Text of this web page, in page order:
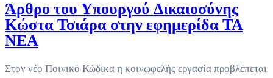
Άρθρο του Υπουργού Δικαιοσύνης
Κώστα Τσιάρα στην εφημερίδα ΤΑ
ΝΕΑ
Στον νέο Ποινικό Κώδικα η κοινωφελής εργασία προβλέπεται